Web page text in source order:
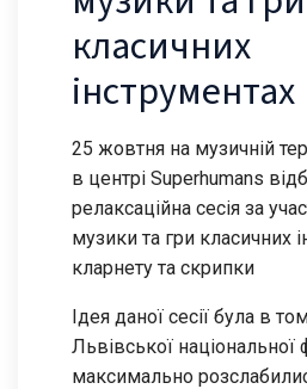
класичних
інструментах
25 жовтня на музичній
в центрі Superhumans
релаксаційна сесія за
музики та гри класичних
кларнету та скрипки
Ідея даної сесії була в
Львівської національної
максимально